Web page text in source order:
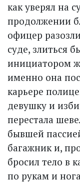
как уверял на
продолжении
офицер
суде, злиться
инициатором
именно она
карьере
девушку и
перестала
бывшей
багажник и,
бросил тело в
по рукам и